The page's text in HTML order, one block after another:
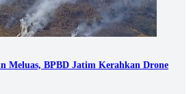
Meluas, BPBD Jatim Kerahkan Drone